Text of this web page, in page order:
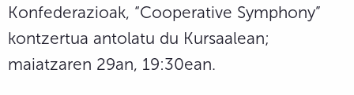
Konfederazioak, “Cooperative Symphony”
kontzertua antolatu du Kursaalean;
maiatzaren 29an, 19:30ean.